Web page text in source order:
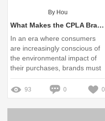
By Hou
What Makes the CPLA Brand Stand Out in Sustainability?
In an era where consumers
are increasingly conscious of
the environmental impact of
their purchases, brands must
go beyond mere words and
demonstrate genuine
commitment to sustainability
93 0 0